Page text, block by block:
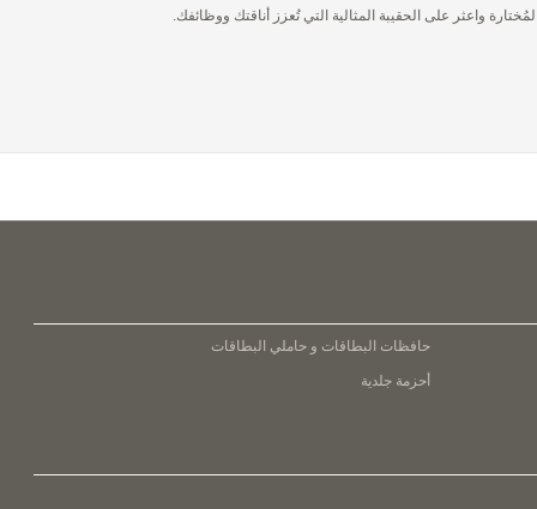
واعثر على الحقيبة المثالية التي تُعزز أناقتك ووظائفك.
حافظات البطاقات و حاملي البطاقات
أحزمة جلدية